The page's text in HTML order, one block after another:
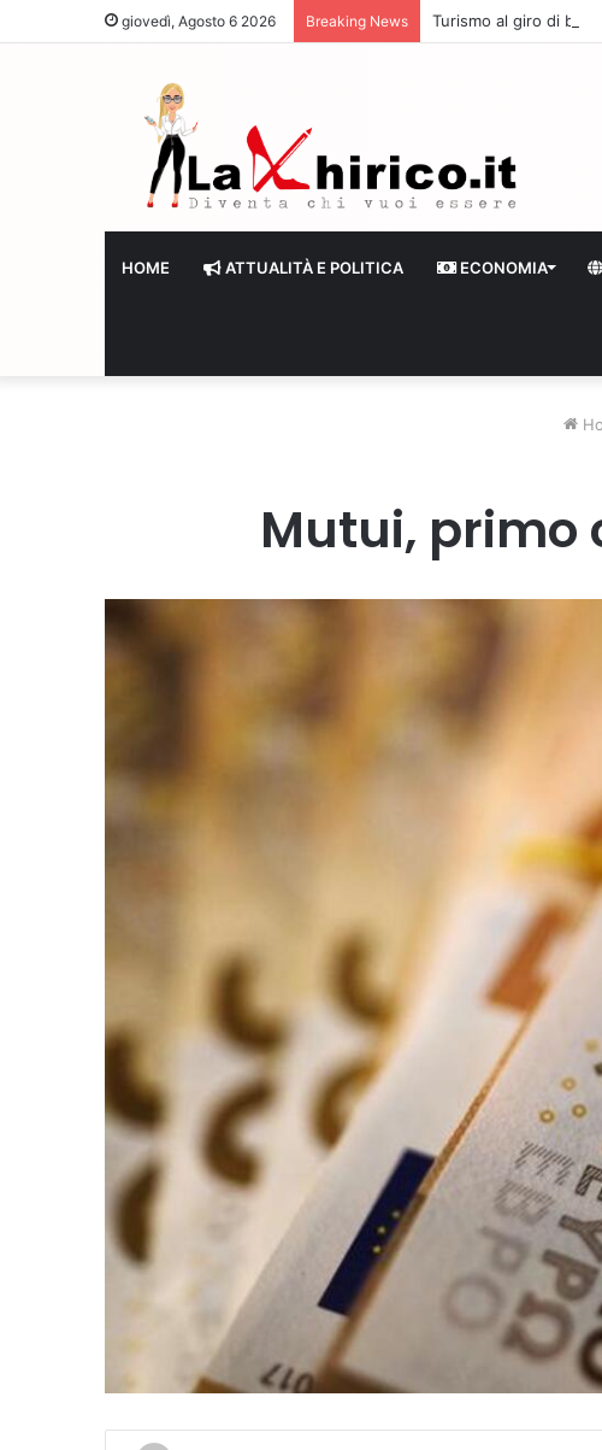
giovedì, Agosto 6 2026 Breaking News Turismo al giro di boa:
HOME ATTUALITÀ E POLITICA ECONOMIA
Mutui, primo